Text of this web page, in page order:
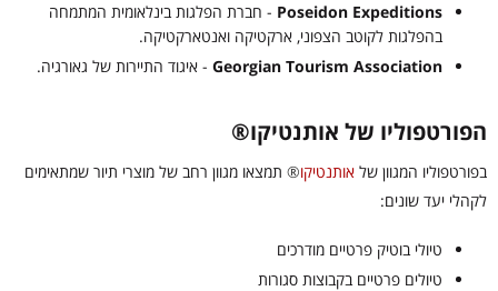
Poseidon Expeditions - חברת הפלגות בינלאומית המתמחה
בהפלגות לקוטב הצפוני, ארקטיקה ואנטארקטיקה.
Georgian Tourism Association - איגוד התיירות של גאורגיה.
הפורטפוליו של אותנטיקו®
בפורטפוליו המגוון של אותנטיקו® תמצאו מגוון רחב של מוצרי תיור שמתאימים
לקהלי יעד שונים:
טיולי בוטיק פרטיים מודרכים
טיולים פרטיים בקבוצות סגורות